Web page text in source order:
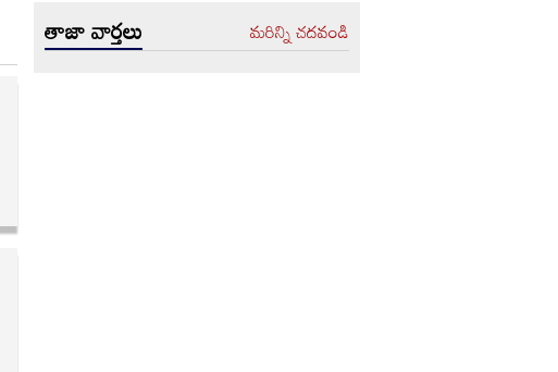
తాజా వార్తలు మరిన్ని చదవండి